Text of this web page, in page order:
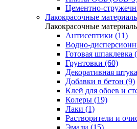
Цементно-
Лакокрасочные
Лакокрасочные
Антисептики (11)
Водно-
Готовая шпаклевка
Грунтовки (60)
Декоративная
Добавки в бетон (9)
Клей для обоев и
Колеры (19)
Лаки (1)
Растворители и
Эмали (15)